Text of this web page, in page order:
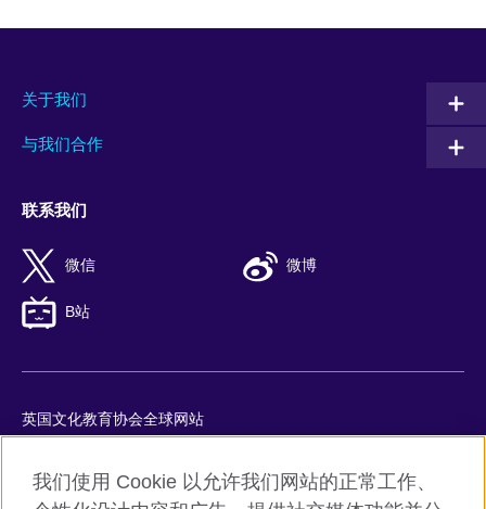
关于我们
与我们合作
联系我们
微信 微博
B站
英国文化教育协会全球网站
Cookie
我们使用 Cookie 以允许我们网站的正常工作、